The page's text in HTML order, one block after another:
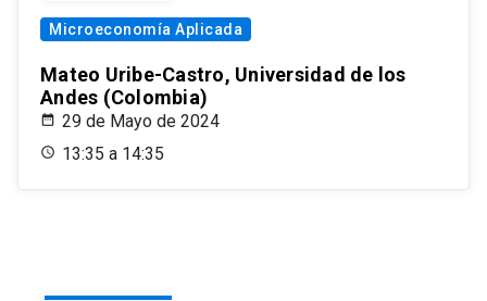
Microeconomía Aplicada
Mateo Uribe-Castro, Universidad de los
Andes (Colombia)
29 de Mayo de 2024
13:35 a 14:35